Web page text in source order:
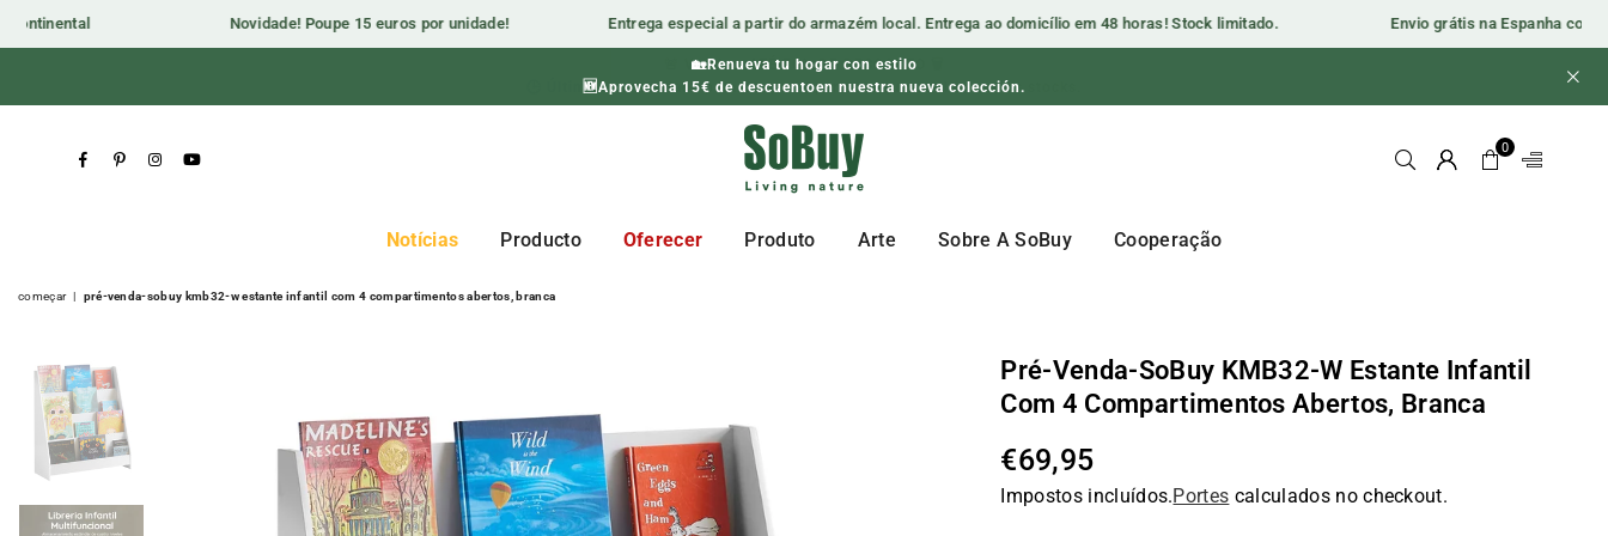
Novidade! Poupe 15 euros por unidade! Entrega especial a partir do armazém local. Entrega ao domicílio em 48 horas! Stock limitado. Envio grátis na Espanha
🕒 Última oportunidade para poupar! Apenas enquanto durarem os stocks.
🏡Renueva tu hogar con estilo
🆕Aprovecha 15€ de descuentoen nuestra nueva colección.
FacebookPinterestInstagram
YouTube 0
Notícias Producto Oferecer Produto Arte Sobre A SoBuy Cooperação
começar | pré-venda-sobuy kmb32-w estante infantil com 4 compartimentos abertos, branca
Pré-Venda-SoBuy KMB32-W Estante Infantil
Com 4 Compartimentos Abertos, Branca
Preço
€69,95
Impostos incluídos.Portes calculados no checkout.